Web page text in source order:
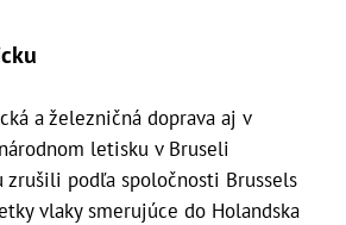
a železničná doprava aj v
letisku v Bruseli
zrušili podľa spoločnosti Brussels
vlaky smerujúce do Holandska